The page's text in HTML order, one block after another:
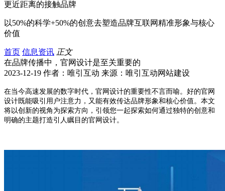
更近距离的接触品牌
以50%的科学+50%的创意去塑造品牌互联网精准形象与核心
价值
首页 信息资讯 正文
在品牌传播中，官网设计是至关重要的
2023-12-19 作者：唯引互动 来源：唯引互动网站建设
在当今高速发展的数字时代，官网设计的重要性不言而喻。好的官网
设计既能吸引用户注意力，又能有效传达品牌形象和核心价值。本文
将以创新的视角为探索方向，引领您一起探索如何通过独特的创意和
明确的主题打造引人瞩目的官网设计。